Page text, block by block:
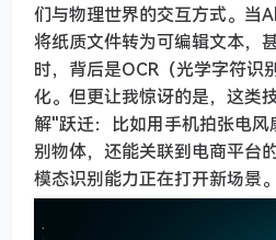
们与物理世界的交互方式。当
将纸质文件转为可编辑文本，
时，背后是OCR（光学字符识
化。但更让我惊讶的是，这类
解"跃迁：比如用手机拍张电
别物体，还能关联到电商平台
模态识别能力正在打开新场景。